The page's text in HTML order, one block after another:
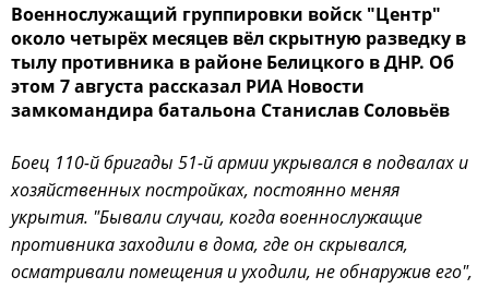
Военнослужащий группировки войск "Центр"
около четырёх месяцев вёл скрытную разведку в
тылу противника в районе Белицкого в ДНР. Об
этом 7 августа рассказал РИА Новости
замкомандира батальона Станислав Соловьёв
Боец 110-й бригады 51-й армии укрывался в подвалах и
хозяйственных постройках, постоянно меняя
укрытия. "Бывали случаи, когда военнослужащие
противника заходили в дома, где он скрывался,
осматривали помещения и уходили, не обнаружив его",